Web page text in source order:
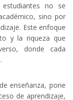
no se
sino por
Este enfoque
y la riqueza que
donde cada
enseñanza, pone
de aprendizaje,